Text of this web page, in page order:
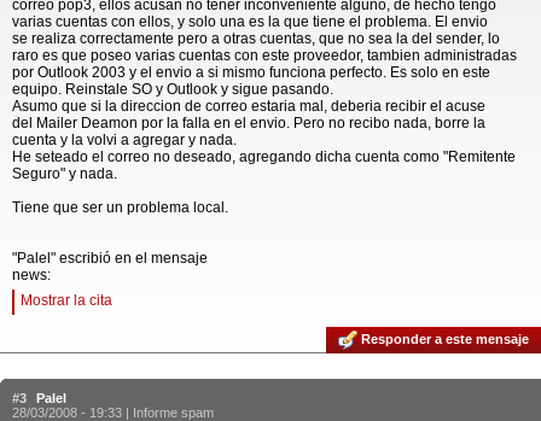
correo pop3, ellos acusan no tener inconveniente alguno, de hecho tengo
varias cuentas con ellos, y solo una es la que tiene el problema. El envio
se realiza correctamente pero a otras cuentas, que no sea la del sender, lo
raro es que poseo varias cuentas con este proveedor, tambien administradas
por Outlook 2003 y el envio a si mismo funciona perfecto. Es solo en este
equipo. Reinstale SO y Outlook y sigue pasando.
Asumo que si la direccion de correo estaria mal, deberia recibir el acuse
del Mailer Deamon por la falla en el envio. Pero no recibo nada, borre la
cuenta y la volvi a agregar y nada.
He seteado el correo no deseado, agregando dicha cuenta como "Remitente
Seguro" y nada.
Tiene que ser un problema local.
"Palel" escribió en el mensaje
news:
Mostrar la cita
Responder a este mensaje
#3
Palel
28/03/2008 - 19:33 | Informe spam